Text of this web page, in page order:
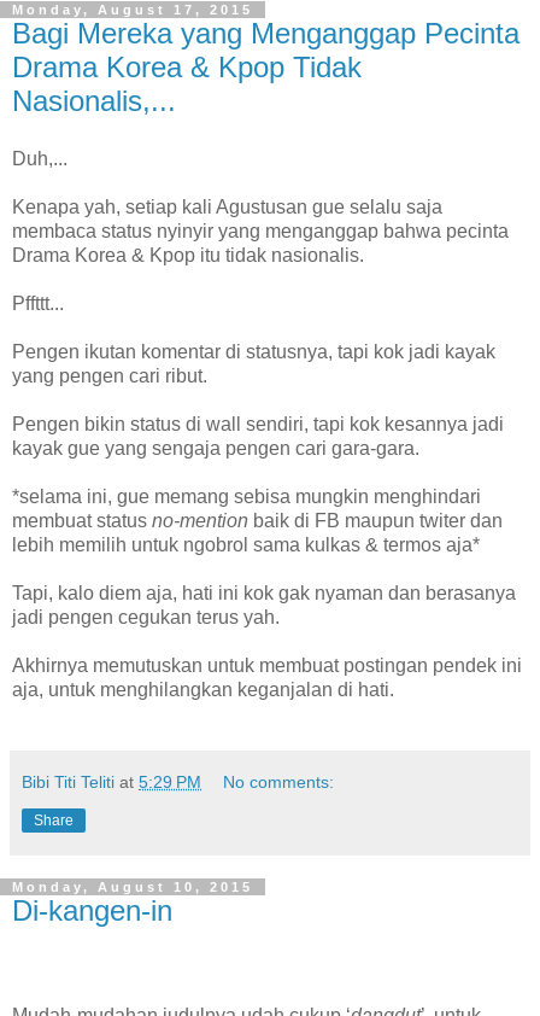
Monday, August 17, 2015
Bagi Mereka yang Menganggap Pecinta
Drama Korea & Kpop Tidak
Nasionalis,...
Duh,...
Kenapa yah, setiap kali Agustusan gue selalu saja
membaca status nyinyir yang menganggap bahwa pecinta
Drama Korea & Kpop itu tidak nasionalis.
Pffttt...
Pengen ikutan komentar di statusnya, tapi kok jadi kayak
yang pengen cari ribut.
Pengen bikin status di wall sendiri, tapi kok kesannya jadi
kayak gue yang sengaja pengen cari gara-gara.
*selama ini, gue memang sebisa mungkin menghindari
membuat status no-mention baik di FB maupun twiter dan
lebih memilih untuk ngobrol sama kulkas & termos aja*
Tapi, kalo diem aja, hati ini kok gak nyaman dan berasanya
jadi pengen cegukan terus yah.
Akhirnya memutuskan untuk membuat postingan pendek ini
aja, untuk menghilangkan keganjalan di hati.
Bibi Titi Teliti at 5:29 PM No comments:
Share
Monday, August 10, 2015
Di-kangen-in